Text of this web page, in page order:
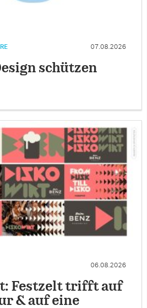
07.08.2026
schützen
06.08.2026
Festzelt trifft auf
& auf eine